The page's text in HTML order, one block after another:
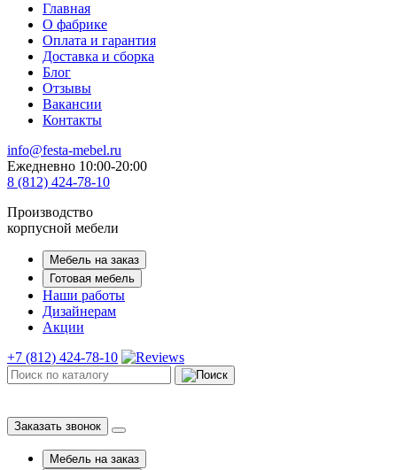
Главная
О фабрике
Оплата и гарантия
Доставка и сборка
Блог
Отзывы
Вакансии
Контакты
info@festa-mebel.ru
Ежедневно 10:00-20:00
8 (812) 424-78-10
Производство
корпусной мебели
Мебель на заказ
Готовая мебель
Наши работы
Дизайнерам
Акции
+7 (812) 424-78-10
Заказать звонок
Мебель на заказ